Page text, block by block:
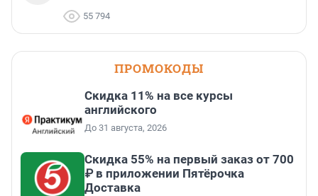
55 794
ПРОМОКОДЫ
Скидка 11% на все курсы
английского
До 31 августа, 2026
Скидка 55% на первый заказ от 700
₽ в приложении Пятёрочка
Доставка